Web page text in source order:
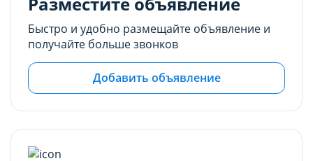
Быстро и удобно размещайте объявление и
получайте больше звонков
Добавить объявление